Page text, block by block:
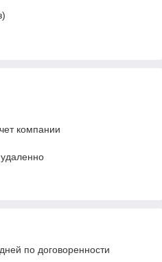
компании
по договоренности